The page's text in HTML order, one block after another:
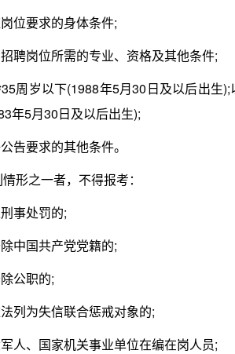
要求的身体条件;
岗位所需的专业、资格及其他条件;
岁以下(1988年5月30日及以后出生);
年5月30日及以后出生);
要求的其他条件。
之一者，不得报考：
事处罚的;
国共产党党籍的;
公职的;
为失信联合惩戒对象的;
、国家机关事业单位在编在岗人员;